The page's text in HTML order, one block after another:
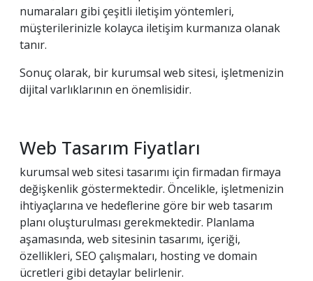
numaraları gibi çeşitli iletişim yöntemleri,
müşterilerinizle kolayca iletişim kurmanıza olanak
tanır.
Sonuç olarak, bir kurumsal web sitesi, işletmenizin
dijital varlıklarının en önemlisidir.
Web Tasarım Fiyatları
kurumsal web sitesi tasarımı için firmadan firmaya
değişkenlik göstermektedir. Öncelikle, işletmenizin
ihtiyaçlarına ve hedeflerine göre bir web tasarım
planı oluşturulması gerekmektedir. Planlama
aşamasında, web sitesinin tasarımı, içeriği,
özellikleri, SEO çalışmaları, hosting ve domain
ücretleri gibi detaylar belirlenir.